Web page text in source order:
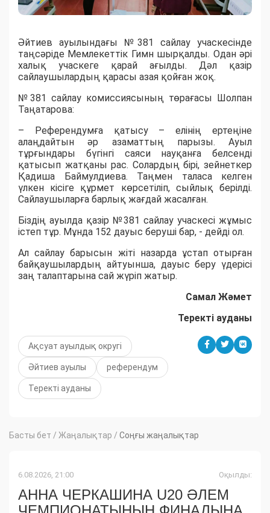
Әйтиев ауылындағы №381 сайлау учаскесінде
таңсәріде Мемлекеттік Гимн шырқалды. Одан әрі
халық учаскеге қарай ағылды. Дәл қазір
сайлаушылардың қарасы азая қойған жоқ.
№381 сайлау комиссиясының төрағасы Шолпан
Таңатарова:
– Референдумға қатысу – елінің ертеңіне
алаңдайтын әр азаматтың парызы. Ауыл
тұрғындары бүгінгі саяси науқанға белсенді
қатысып жатқаны рас. Солардың бірі, зейнеткер
Қадиша Баймулдиева. Таңмен таласа келген
үлкен кісіге құрмет көрсетіліп, сыйлық берілді.
Сайлаушыларға барлық жағдай жасалған.
Біздің ауылда қазір №381 сайлау учаскесі жұмыс
істеп тұр. Мұнда 152 дауыс беруші бар, - дейді ол.
Ал сайлау барысын жіті назарда ұстап отырған
байқаушылардың айтуынша, дауыс беру үдерісі
заң талаптарына сай жүріп жатыр.
Самал Жәмет
Теректі ауданы
Ақсуат ауылдық округі
Әйтиев ауылы референдум
Теректі ауданы
Басты бет / Жаңалықтар / Соңғы жаңалықтар
6.08.2026, 21:00 Оқылды:
АННА ЧЕРКАШИНА U20 ӘЛЕМ